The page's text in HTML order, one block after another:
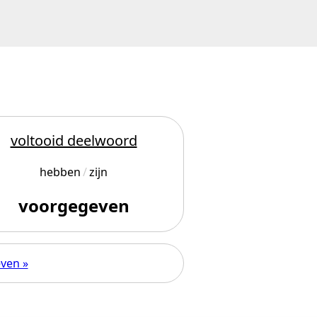
voltooid deelwoord
hebben zijn
voorgegeven
»